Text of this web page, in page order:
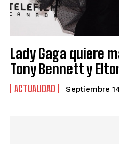
Lady Gaga quiere
Tony Bennett y
ACTUALIDAD Septiembre